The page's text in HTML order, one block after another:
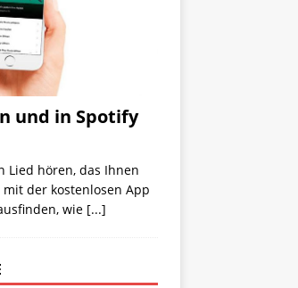
und in Spotify
Lied hören, das Ihnen
der kostenlosen App
wie [...]